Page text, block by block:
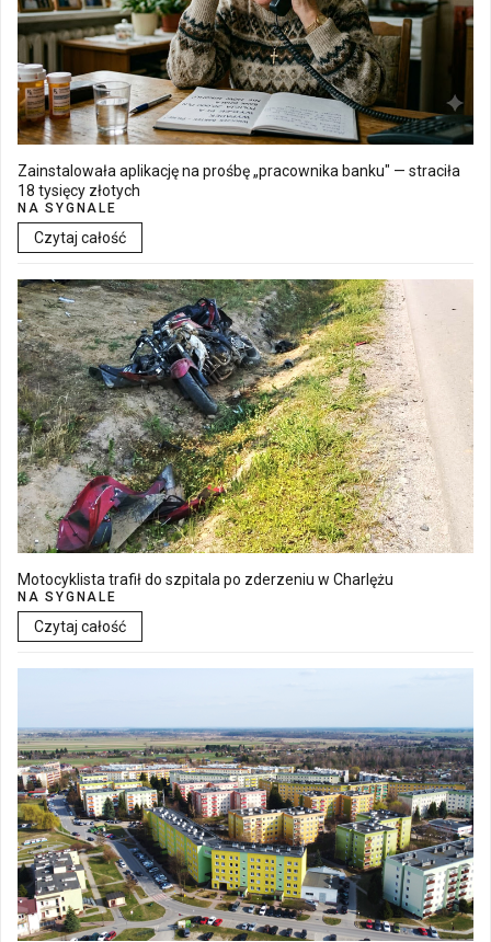
Zainstalowała aplikację na prośbę „pracownika banku" — straciła
18 tysięcy złotych
NA SYGNALE
Czytaj całość
Motocyklista trafił do szpitala po zderzeniu w Charlężu
NA SYGNALE
Czytaj całość